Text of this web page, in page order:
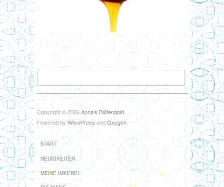
Copyright © 2026Anna's Blütengold
Powered by WordPress andOxygen
START
NEUIGKEITEN
MEINE IMKEREI